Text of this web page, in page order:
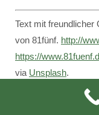
Text mit freundlicher
von 81fünf. http://
https://
via Unsplash.